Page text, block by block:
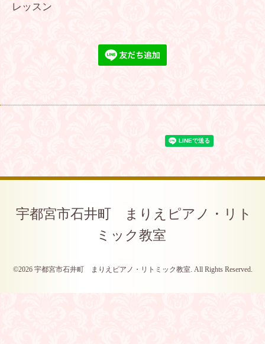
レッスン
宇都宮市石井町 まりえピアノ・リト
ミック教室
©2026 宇都宮市石井町 まりえピアノ・リトミック教室. All Rights Reserved.